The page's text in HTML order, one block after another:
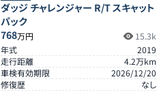
ダッジ チャレンジャー R/T スキャット
パック
768万円
15.3k
年式
2019
走行距離
4.2万km
車検有効期限
2026/12/20
修復歴
なし